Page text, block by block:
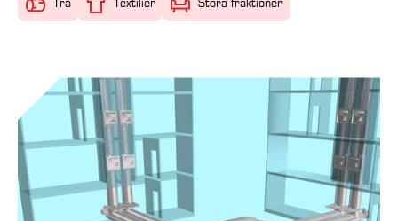
Trä Textilier Stora fraktioner